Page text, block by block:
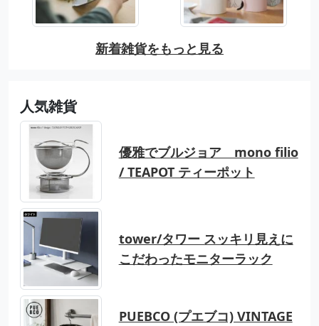
新着雑貨をもっと見る
人気雑貨
優雅でブルジョア mono filio
/ TEAPOT ティーポット
tower/タワー スッキリ見えに
こだわったモニターラック
PUEBCO (プエブコ) VINTAGE